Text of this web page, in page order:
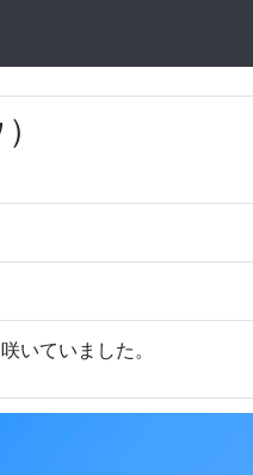
いていました。